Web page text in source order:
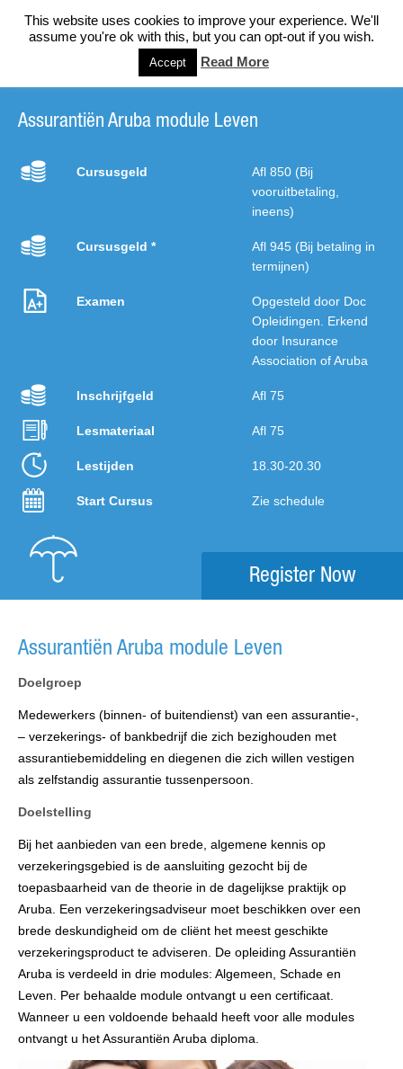
Assurantiën Aruba module Leven
Cursusgeld
Afl 850 (Bij
vooruitbetaling,
ineens)
Cursusgeld *
Afl 945 (Bij betaling in
termijnen)
Examen
Opgesteld door Doc
Opleidingen. Erkend
door Insurance
Association of Aruba
Inschrijfgeld Afl 75
Lesmateriaal Afl 75
Lestijden 18.30-20.30
Start Cursus Zie schedule
Register Now
Assurantiën Aruba module Leven
Doelgroep
Medewerkers (binnen- of buitendienst) van een assurantie-,
– verzekerings- of bankbedrijf die zich bezighouden met
assurantiebemiddeling en diegenen die zich willen vestigen
als zelfstandig assurantie tussenpersoon.
Doelstelling
Bij het aanbieden van een brede, algemene kennis op
verzekeringsgebied is de aansluiting gezocht bij de
toepasbaarheid van de theorie in de dagelijkse praktijk op
Aruba. Een verzekeringsadviseur moet beschikken over een
brede deskundigheid om de cliënt het meest geschikte
verzekeringsproduct te adviseren. De opleiding Assurantiën
Aruba is verdeeld in drie modules: Algemeen, Schade en
Leven. Per behaalde module ontvangt u een certificaat.
Wanneer u een voldoende behaald heeft voor alle modules
ontvangt u het Assurantiën Aruba diploma.
This website uses cookies to improve your experience. We'll
assume you're ok with this, but you can opt-out if you wish.
Accept Read More